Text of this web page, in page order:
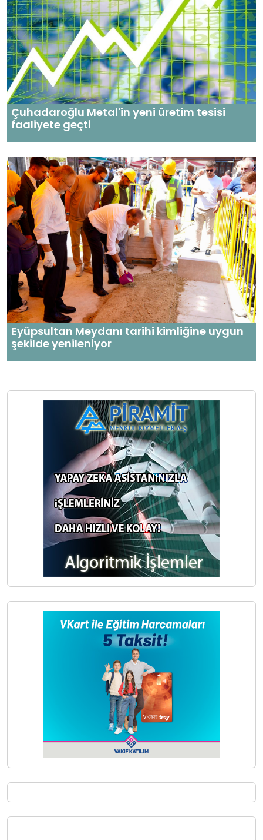
Çuhadaroğlu Metal'in yeni üretim tesisi
faaliyete geçti
Eyüpsultan Meydanı tarihi kimliğine uygun
şekilde yenileniyor